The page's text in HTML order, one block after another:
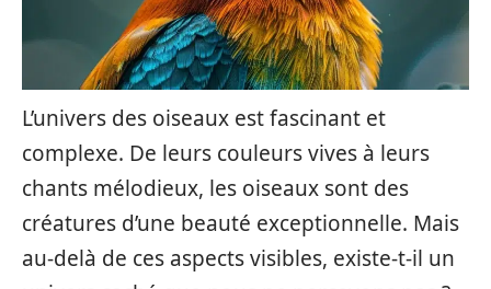
L’univers des oiseaux est fascinant et
complexe. De leurs couleurs vives à leurs
chants mélodieux, les oiseaux sont des
créatures d’une beauté exceptionnelle. Mais
au-delà de ces aspects visibles, existe-t-il un